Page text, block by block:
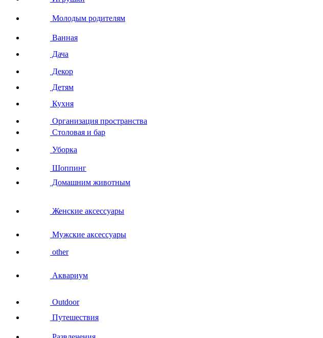
Молодым родителям
Ванная
Дача
Декор
Детям
Кухня
Организация пространства
Столовая и бар
Уборка
Шоппинг
Домашним животным
Женские аксессуары
Мужские аксессуары
other
Аквариум
Outdoor
Путешествия